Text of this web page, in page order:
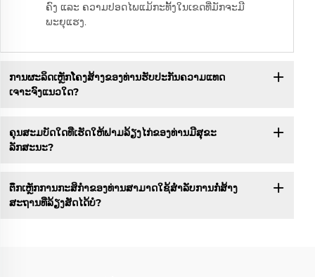
ຄົງ ແລະ ຄວາມປອດໄພແມ້ກະທັ້ງໃນເຂດທີ່ມັກຈະມີ
ພະຍຸແຮງ.
ການຜະລິດເຫຼັກໂຄງສ້າງຂອງທ່ານຮັບປະກັນຄວາມແທດ
ເຈາະຈົງແນວໃດ?
ຄຸນສະມບັດໃດທີ່ເຮັດໃຫ້ຟາມລ້ຽງໄກ່ຂອງທ່ານມີສຸຂະ
ລັກສະນະ?
ຕຶກເຫຼັກການກະສິກຳຂອງທ່ານສາມາດໃຊ້ສຳລັບການກໍ່ສ້າງ
ສະຖານທີ່ລ້ຽງສັດໄດ້ບໍ?